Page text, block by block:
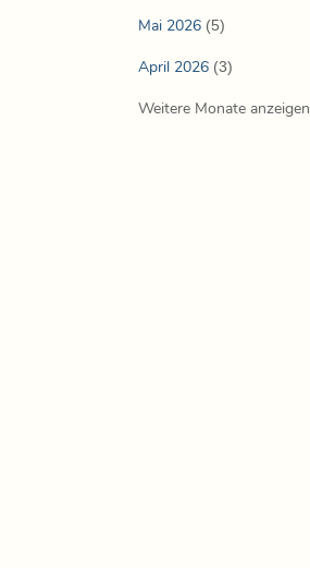
Mai 2026(5)
April 2026(3)
Weitere Monate anzeigen